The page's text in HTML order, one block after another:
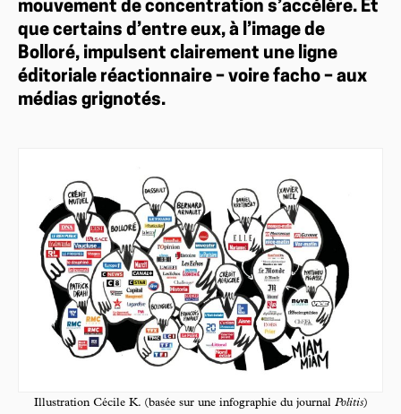
mouvement de concentration s’accélère. Et
que certains d’entre eux, à l’image de
Bolloré, impulsent clairement une ligne
éditoriale réactionnaire – voire facho – aux
médias grignotés.
Illustration Cécile K. (basée sur une infographie du journal Politis)